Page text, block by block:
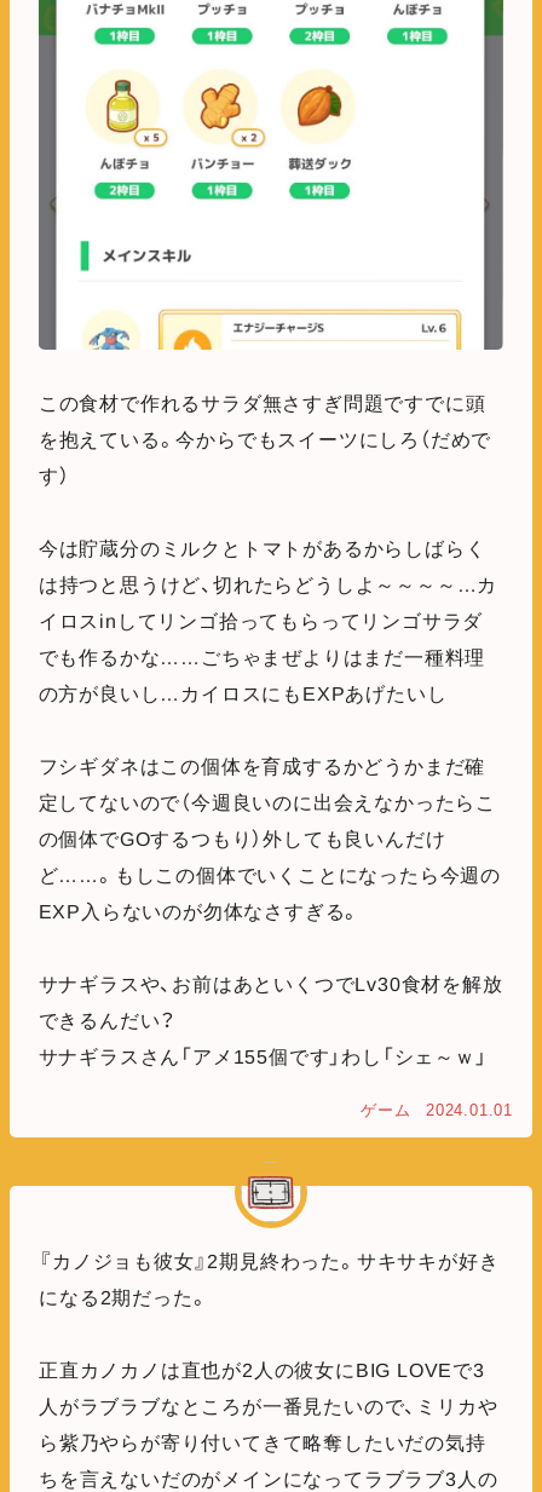
この食材で作れるサラダ無さすぎ問題ですでに頭
を抱えている。今からでもスイーツにしろ（だめで
す）
今は貯蔵分のミルクとトマトがあるからしばらく
は持つと思うけど、切れたらどうしよ～～～～…カ
イロスinしてリンゴ拾ってもらってリンゴサラダ
でも作るかな……ごちゃまぜよりはまだ一種料理
の方が良いし…カイロスにもEXPあげたいし
フシギダネはこの個体を育成するかどうかまだ確
定してないので（今週良いのに出会えなかったらこ
の個体でGOするつもり）外しても良いんだけ
ど……。もしこの個体でいくことになったら今週の
EXP入らないのが勿体なさすぎる。
サナギラスや、お前はあといくつでLv30食材を解放
できるんだい？
サナギラスさん「アメ155個です」わし「シェ～ｗ」
ゲーム 2024.01.01
『カノジョも彼女』2期見終わった。サキサキが好き
になる2期だった。
正直カノカノは直也が2人の彼女にBIG LOVEで3
人がラブラブなところが一番見たいので、ミリカや
ら紫乃やらが寄り付いてきて略奪したいだの気持
ちを言えないだのがメインになってラブラブ3人の